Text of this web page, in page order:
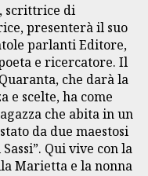
scrittrice di
presenterà il suo
parlanti Editore,
e ricercatore. Il
che darà la
e scelte, ha come
che abita in un
da due maestosi
Qui vive con la
Marietta e la nonna